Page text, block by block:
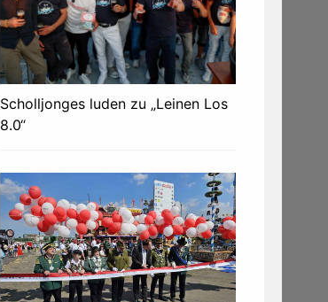
Scholljonges luden zu „Leinen Los
8.0“